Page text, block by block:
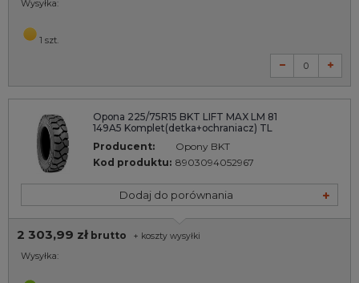
Wysyłka:
1 szt.
Opona 225/75R15 BKT LIFT MAX LM 81
149A5 Komplet(detka+ochraniacz) TL
Producent:
Opony BKT
Kod produktu: 8903094052967
Dodaj do porównania
2 303,99 zł brutto + koszty wysyłki
Wysyłka: